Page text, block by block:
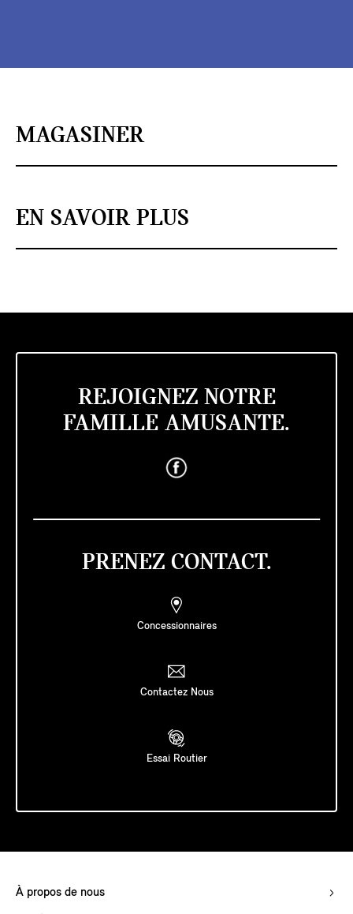
MAGASINER
EN SAVOIR PLUS
REJOIGNEZ NOTRE
FAMILLE AMUSANTE.
PRENEZ CONTACT.
Concessionnaires
Contactez Nous
Essai Routier
À propos de nous